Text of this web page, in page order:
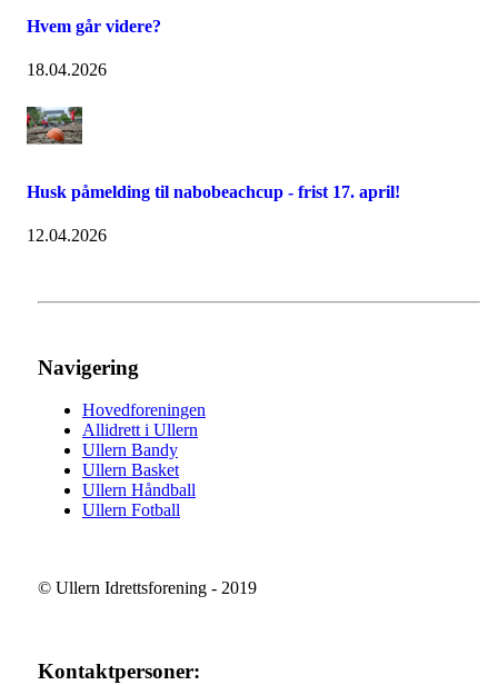
Hvem går videre?
18.04.2026
Husk påmelding til nabobeachcup - frist 17. april!
12.04.2026
Navigering
Hovedforeningen
Allidrett i Ullern
Ullern Bandy
Ullern Basket
Ullern Håndball
Ullern Fotball
© Ullern Idrettsforening - 2019
Kontaktpersoner: